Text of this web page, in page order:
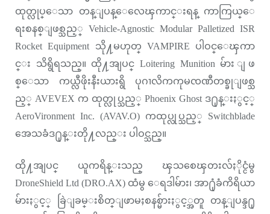
ထုတ္လုပ္ေသာ တန္ျပန္ေလေၾကာင္းရန္ ကာကြယ္ေ
ရးစနစ္ျဖစ္သည့္ Vehicle-Agnostic Modular Palletized ISR
Rocket Equipment သို႔မဟုတ္ VAMPIRE ပါဝင္ေၾကာ
င္း သိရွိရသည္။ ထို႔အျပင္ Loitering Munition မ်ား ျဖ
စ္ေသာ ကယ္လီဖိုးနီးယားရွိ ပုဂၢလိကကုမၸဏီတစ္ခုျဖစ္သ
ည့္ AVEVEX က ထုတ္လုပ္သည့္ Phoenix Ghost ဒ႐ုန္းႏွင့္
AeroVironment Inc. (AVAV.O) ကထုပ္လုပ္သည့္ Switchblade
အေသခံဒ႐ုန္းတို႔လည္း ပါဝင္သည္။
ထို႔အျပင္ ယူကရိန္းသည္ ၾသစေၾတးလ်ႏိုင္ငံမွ
DroneShield Ltd (DRO.AX) ထံမွ ေရဒါမ်ား၊ အာ႐ုံခံကိရိယာ
မ်ားႏွင့္ ခြဲျခမ္းစိတ္ျဖာမႈစနစ္မ်ားႏွင့္အတူ တန္ျပန္ဒ႐ု